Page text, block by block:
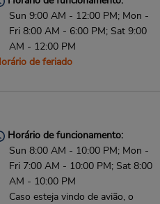
Sun 9:00 AM - 12:00 PM; Mon -
Fri 8:00 AM - 6:00 PM; Sat 9:00
AM - 12:00 PM
de feriado
Horário de funcionamento:
Sun 8:00 AM - 10:00 PM; Mon -
Fri 7:00 AM - 10:00 PM; Sat 8:00
AM - 10:00 PM
Caso esteja vindo de avião, o